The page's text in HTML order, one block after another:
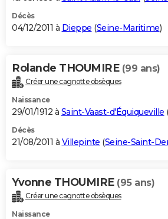
Décès
04/12/2011 à Dieppe (Seine-Maritime)
Rolande THOUMIRE (99 ans)
Créer une cagnotte obsèques
Naissance
29/01/1912 à Saint-Vaast-d'Équiqueville
Décès
21/08/2011 à Villepinte (Seine-Saint-
Yvonne THOUMIRE (95 ans)
Créer une cagnotte obsèques
Naissance